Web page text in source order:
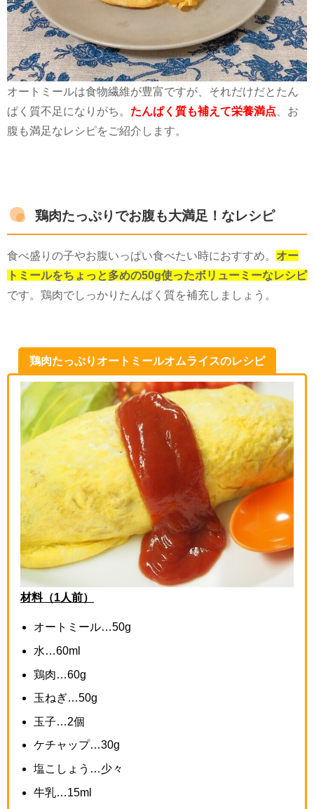
オートミールは食物繊維が豊富ですが、それだけだとたん
ぱく質不足になりがち。 たんぱく質も補えて栄養満点 、お
腹も満足なレシピをご紹介します。
鶏肉たっぷりでお腹も大満足！なレシピ
食べ盛りの子やお腹いっぱい食べたい時におすすめ。 オー
トミールをちょっと多めの50g使ったボリューミーなレシピ
です。鶏肉でしっかりたんぱく質を補充しましょう。
鶏肉たっぷりオートミールオムライスのレシピ
材料（1人前）
オートミール…50g
水…60ml
鶏肉…60g
玉ねぎ…50g
玉子… 2個
ケチャップ…30g
塩こしょう…少々
牛乳… 15ml